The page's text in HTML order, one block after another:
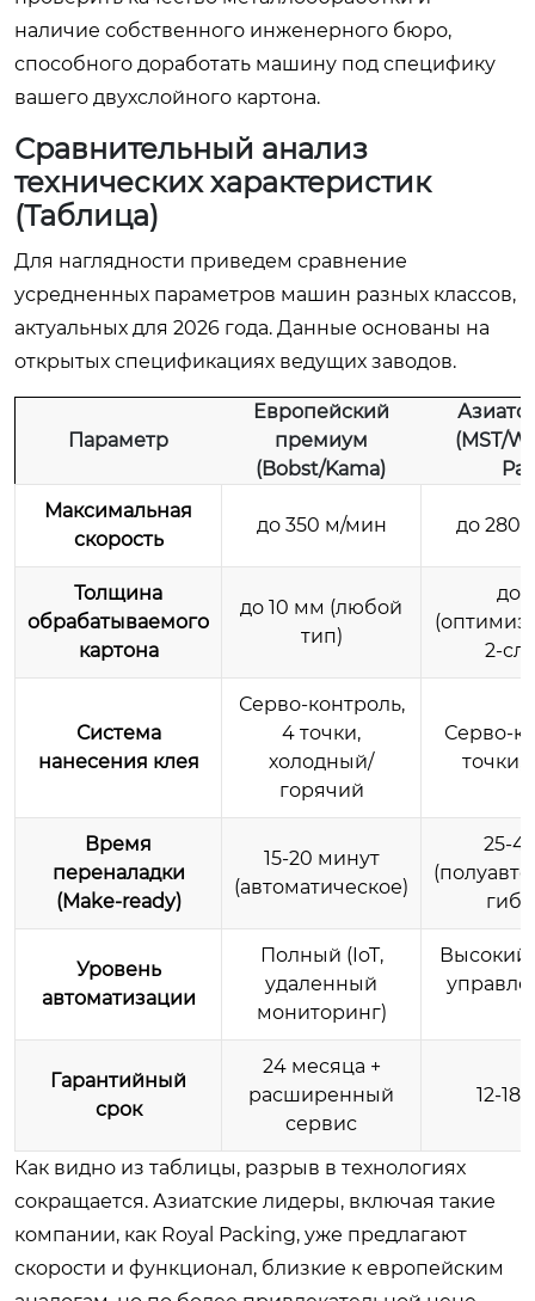
наличие собственного инженерного бюро,
способного доработать машину под специфику
вашего двухслойного картона.
Сравнительный анализ
технических характеристик
(Таблица)
Для наглядности приведем сравнение
усредненных параметров машин разных классов,
актуальных для 2026 года. Данные основаны на
открытых спецификациях ведущих заводов.
Параметр
Европейский
премиум
(Bobst/Kama)
(MST/
Максимальная
скорость
до 350 м/мин до
Толщина
обрабатываемого
картона
до 10 мм (любой
тип)
до
2-
Система
нанесения клея
Серво-контроль,
4 точки,
холодный/
горячий
Серво-
точки,
Время
переналадки
(Make-ready)
15-20 минут
(автоматическое)
25-
Уровень
автоматизации
Полный (IoT,
удаленный
мониторинг)
Высокий
Гарантийный
срок
24 месяца +
расширенный
сервис
12-18
Как видно из таблицы, разрыв в технологиях
сокращается. Азиатские лидеры, включая такие
компании, как Royal Packing, уже предлагают
скорости и функционал, близкие к европейским